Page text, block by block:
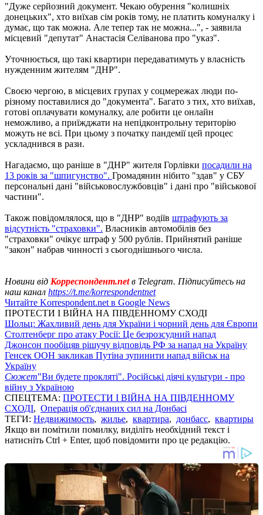
"Дуже серйозний документ. Чекаю обурення "колишніх
донецьких", хто виїхав сім років тому, не платить комуналку і
думає, що так можна. Але тепер так не можна...", - заявила
місцевий "депутат" Анастасія Селіванова про "указ".
Уточнюється, що такі квартири передаватимуть у власність
нужденним жителям "ДНР".
Своєю чергою, в місцевих групах у соцмережах люди по-
різному поставилися до "документа". Багато з тих, хто виїхав,
готові оплачувати комуналку, але робити це онлайн
неможливо, а приїжджати на непідконтрольну територію
можуть не всі. При цьому з початку пандемії цей процес
ускладнився в рази.
Нагадаємо, що раніше в "ДНР" жителя Горлівки посадили на
13 років за "шпигунство". Громадянин нібито "здав" у СБУ
персональні дані "військовослужбовців" і дані про "військової
частини".
Також повідомлялося, що в "ДНР" водіїв штрафують за
відсутність "страховки". Власників автомобілів без
"страховки" очікує штраф у 500 рублів. Прийнятий раніше
"закон" набрав чинності з сьогоднішнього числа.
Новини від Корреспондент.netв Telegram. Підписуйтесь на
наш канал https://t.me/korrespondentnet
Читайте Korrespondent.net в Google News
ПРОТЕСТИ І ВІЙНА НА ПІВДЕННОМУ СХОДІ
Шольц: Жахливий день для України і чорний день для Європи
Столтенберг про атаку Росії: Це безрозсудний напад
Джонсон пообіцяв рішучу відповідь РФ за напад на Україну
Генсек ООН закликав Путіна зупинити напад військ на
Україну
Сюжет"Ви будете прокляті". Російські діячі культури - про
війну з Україною
СПЕЦТЕМА: ПРОТЕСТИ І ВІЙНА НА ПІВДЕННОМУ
СХОДІ, Операція об'єднаних сил на Донбасі
ТЕГИ: Недвижимость, жилье, квартира, донбасс, квартиры
Якщо ви помітили помилку, виділіть необхідний текст і
натисніть Ctrl + Enter, щоб повідомити про це редакцію.